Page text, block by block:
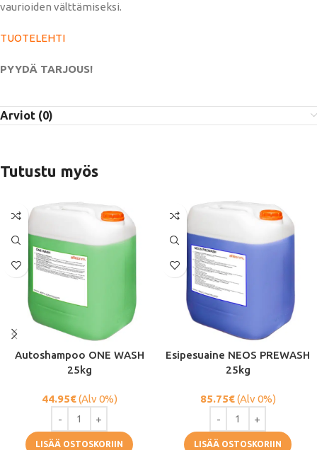
vaurioiden välttämiseksi.
TUOTELEHTI
PYYDÄ TARJOUS!
Arviot (0)
Tutustu myös
Autoshampoo ONE WASH
25kg
44.95€(Alv 0%)
LISÄÄ OSTOSKORIIN
Esipesuaine NEOS PREWASH
25kg
85.75€(Alv 0%)
LISÄÄ OSTOSKORIIN